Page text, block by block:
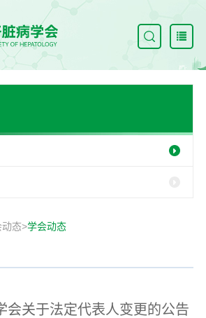
动态>学会动态
会关于法定代表人变更的公告